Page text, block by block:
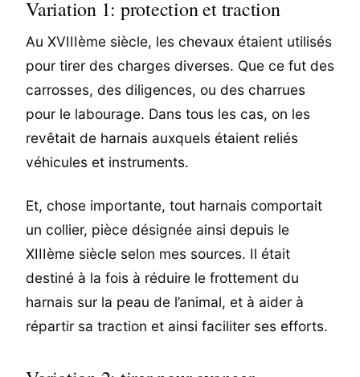
Variation 1: protection et traction
Au XVIIIème siècle, les chevaux étaient utilisés
pour tirer des charges diverses. Que ce fut des
carrosses, des diligences, ou des charrues
pour le labourage. Dans tous les cas, on les
revêtait de harnais auxquels étaient reliés
véhicules et instruments.
Et, chose importante, tout harnais comportait
un collier, pièce désignée ainsi depuis le
XIIIème siècle selon mes sources. Il était
destiné à la fois à réduire le frottement du
harnais sur la peau de l’animal, et à aider à
répartir sa traction et ainsi faciliter ses efforts.